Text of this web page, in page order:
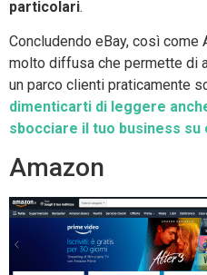
particolari.
Concludendo eBay, così come
molto diffusa che permette di
un parco clienti praticamente
dimenticarti di leggere
sbocciare il tuo business su
Amazon